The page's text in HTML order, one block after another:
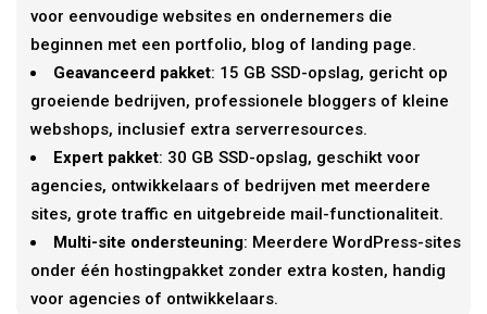
voor eenvoudige websites en ondernemers die
beginnen met een portfolio, blog of landing page.
Geavanceerd pakket: 15 GB SSD-opslag, gericht op
groeiende bedrijven, professionele bloggers of kleine
webshops, inclusief extra serverresources.
Expert pakket: 30 GB SSD-opslag, geschikt voor
agencies, ontwikkelaars of bedrijven met meerdere
sites, grote traffic en uitgebreide mail-functionaliteit.
Multi-site ondersteuning: Meerdere WordPress-sites
onder één hostingpakket zonder extra kosten, handig
voor agencies of ontwikkelaars.